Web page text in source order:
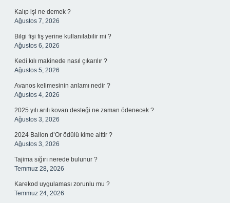
Kalıp işi ne demek ?
Ağustos 7, 2026
Bilgi fişi fiş yerine kullanılabilir mi ?
Ağustos 6, 2026
Kedi kılı makinede nasıl çıkarılır ?
Ağustos 5, 2026
Avanos kelimesinin anlamı nedir ?
Ağustos 4, 2026
2025 yılı arılı kovan desteği ne zaman ödenecek ?
Ağustos 3, 2026
2024 Ballon d’Or ödülü kime aittir ?
Ağustos 3, 2026
Tajima sığırı nerede bulunur ?
Temmuz 28, 2026
Karekod uygulaması zorunlu mu ?
Temmuz 24, 2026